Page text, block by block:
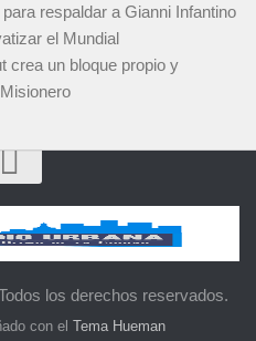
respaldar a Gianni Infantino
el Mundial
crea un bloque propio y
los derechos reservados.
con el Tema Hueman